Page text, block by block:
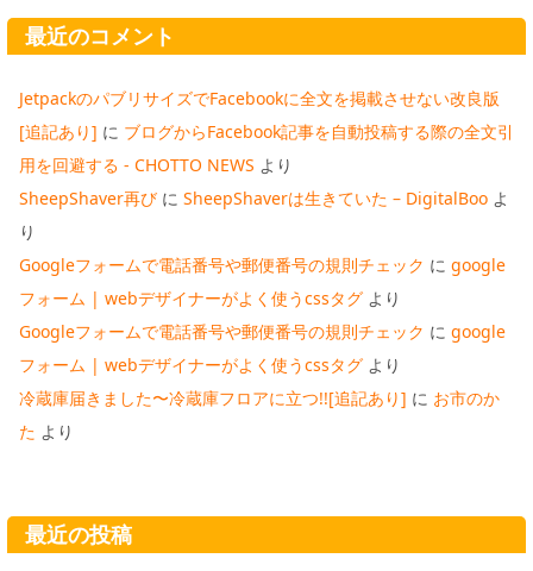
最近のコメント
JetpackのパブリサイズでFacebookに全文を掲載させない改良版
[追記あり] に ブログからFacebook記事を自動投稿する際の全文引
用を回避する - CHOTTO NEWS より
SheepShaver再び に SheepShaverは生きていた – DigitalBoo よ
り
Googleフォームで電話番号や郵便番号の規則チェック に google
フォーム | webデザイナーがよく使うcssタグ より
Googleフォームで電話番号や郵便番号の規則チェック に google
フォーム | webデザイナーがよく使うcssタグ より
冷蔵庫届きました〜冷蔵庫フロアに立つ!![追記あり] に お市のか
た より
最近の投稿